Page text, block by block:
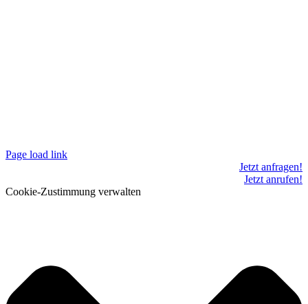
Page load link
Jetzt anfragen!
Jetzt anrufen!
Cookie-Zustimmung verwalten